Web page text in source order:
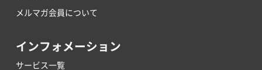
メルマガ会員について
インフォメーション
サービス一覧